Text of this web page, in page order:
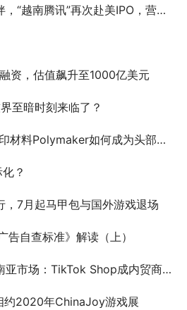
越南腾讯”再次赴美IPO，营收曝光
资，估值飙升至1000亿美元
至暗时刻来临了？
Polymaker如何成为头部出海品牌？
？
，7月起马甲包与国外游戏退场
告自查标准》解读（上）
TikTok Shop成内贸商家解脱内卷的关键
约2020年ChinaJoy游戏展